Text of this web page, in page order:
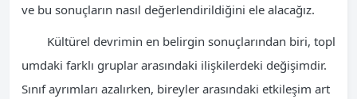
ve bu sonuçların nasıl değerlendirildiğini ele alacağız.
Kültürel devrimin en belirgin sonuçlarından biri, topl
umdaki farklı gruplar arasındaki ilişkilerdeki değişimdir.
Sınıf ayrımları azalırken, bireyler arasındaki etkileşim art